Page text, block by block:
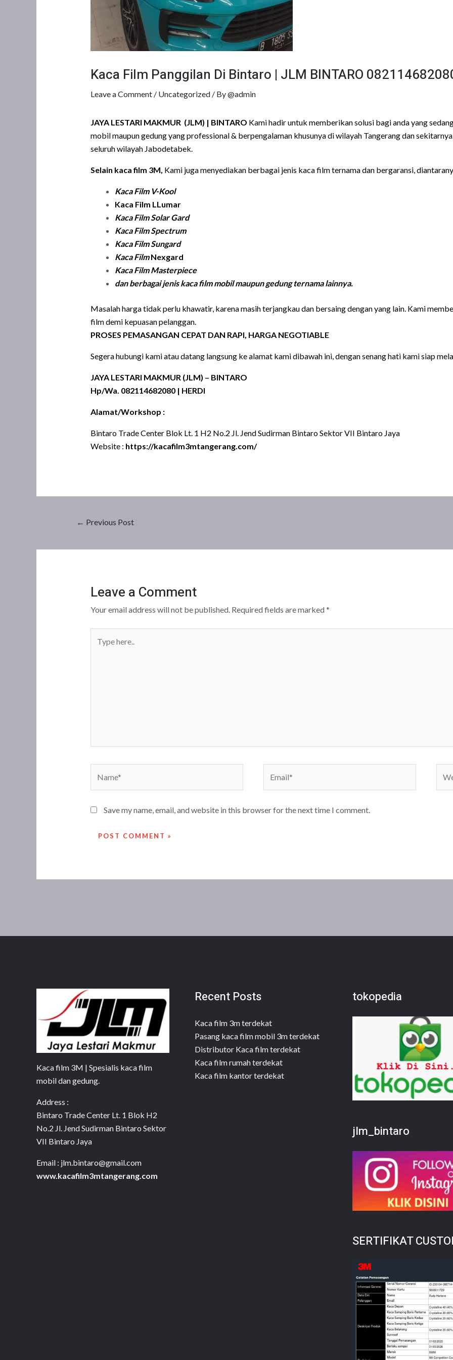
Kaca Film Panggilan Di Bintaro | JLM BINTARO
Leave a Comment / Uncategorized/ By@admin
JAYA LESTARI MAKMUR (JLM) | BINTARO Kami hadir untuk memberikan solusi bagi anda yang
mobil maupun gedung yang professional & berpengalaman khusunya di wilayah Tangerang dan
seluruh wilayah Jabodetabek.
Selain kaca film 3M, Kami juga menyediakan berbagai jenis kaca film ternama dan bergaransi,
Kaca Film V-Kool
Kaca Film LLumar
Kaca Film Solar Gard
Kaca Film Spectrum
Kaca Film Sungard
Kaca Film Nexgard
Kaca FilmMasterpiece
dan berbagai jenis kaca film mobil maupun gedung ternama lainnya.
Masalah harga tidak perlu khawatir, karena masih terjangkau dan bersaing dengan yang lain. Kami
film demi kepuasan pelanggan.
PROSES PEMASANGAN CEPAT DAN RAPI, HARGA NEGOTIABLE
Segera hubungi kami atau datang langsung ke alamat kami dibawah ini, dengan senang hati kami siap
JAYA LESTARI MAKMUR (JLM) – BINTARO
Hp/Wa. 082114682080 | HERDI
Alamat/Workshop :
Bintaro Trade Center Blok Lt. 1 H2 No.2 Jl. Jend Sudirman Bintaro Sektor VII Bintaro Jaya
Website : https://kacafilm3mtangerang.com/
← Previous Post
Leave a Comment
Your email address will not be published. Required fields are marked*
here..
Save my name, email, and website in this browser for the next time I comment.
Kaca film 3M | Spesialis kaca film
mobil dan gedung.
Address :
Bintaro Trade Center Lt. 1 Blok H2
No.2 Jl. Jend Sudirman Bintaro Sektor
VII Bintaro Jaya
Email : jlm.bintaro@gmail.com
www.kacafilm3mtangerang.com
Recent Posts
Kaca film 3m terdekat
Pasang kaca film mobil 3m terdekat
Distributor Kaca film terdekat
Kaca film rumah terdekat
Kaca film kantor terdekat
tokopedia
jlm_bintaro
SERTIFIKAT